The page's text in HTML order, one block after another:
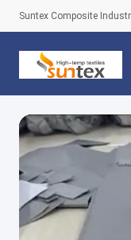
Suntex Composite